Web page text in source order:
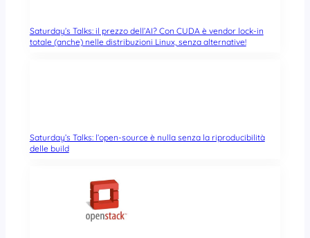
Saturday’s Talks: il prezzo dell’AI? Con CUDA è vendor lock-in
totale (anche) nelle distribuzioni Linux, senza alternative!
Saturday’s Talks: l’open-source è nulla senza la riproducibilità
delle build